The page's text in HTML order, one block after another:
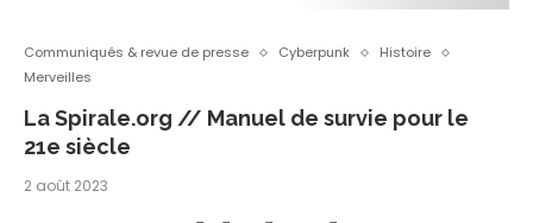
Communiqués & revue de presse Cyberpunk
Histoire
Merveilles
La Spirale.org // Manuel de survie pour le
21e siècle
2 août 2023